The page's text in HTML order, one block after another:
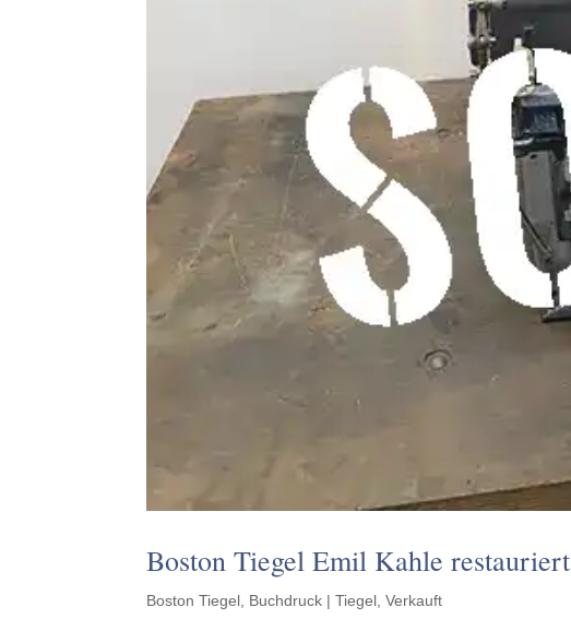
Boston Tiegel Emil Kahle restauriert
Boston Tiegel, Buchdruck | Tiegel,Verkauft